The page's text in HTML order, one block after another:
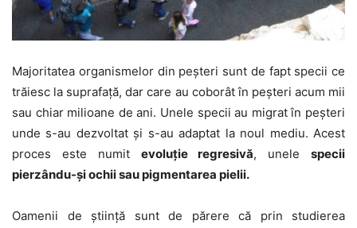
Majoritatea organismelor din peșteri sunt de fapt specii ce
trăiesc la suprafață, dar care au coborât în peșteri acum mii
sau chiar milioane de ani. Unele specii au migrat în peșteri
unde s-au dezvoltat și s-au adaptat la noul mediu. Acest
proces este numit evoluție regresivă, unelespecii
pierzându-și ochii sau pigmentarea pielii.
Oamenii de știință sunt de părere că prin studierea